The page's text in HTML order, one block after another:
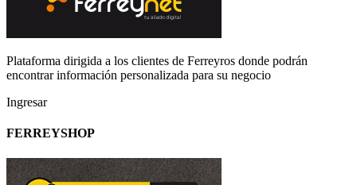
Plataforma dirigida a los clientes de Ferreyros donde podrán
encontrar información personalizada para su negocio
Ingresar
FERREYSHOP